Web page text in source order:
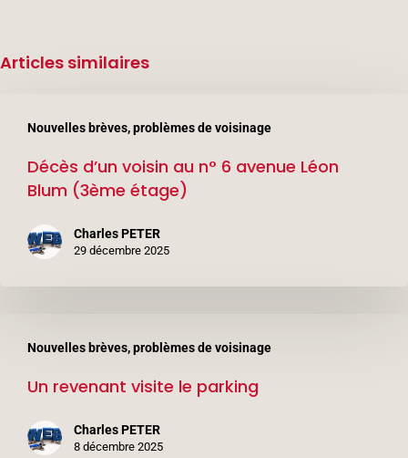
Articles similaires
Nouvelles brèves, problèmes de voisinage
d’un
voisin
Blum
Décès d’un voisin au n° 6 avenue Léon
Blum (3ème étage)
Charles PETER
29 décembre 2025
Nouvelles brèves, problèmes de voisinage
revenant
visite
parking
Un revenant visite le parking
Charles PETER
8 décembre 2025